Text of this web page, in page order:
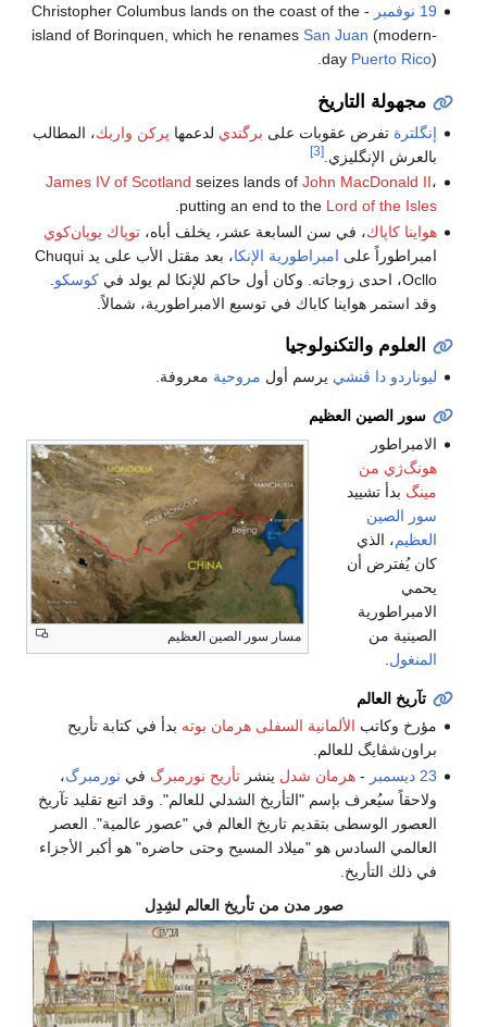
19 نوفمبر
- Christopher Columbus lands on the coast of the
island of Borinquen, which he renames San Juan (modern-
day Puerto Rico).
مجهولة التاريخ
إنگلترة تفرض عقوبات على برگندي لدعمها پركن واربك، المطالب
بالعرش الإنگليزي.[3]
James IV of Scotland seizes lands of John MacDonald II،
putting an end to the Lord of the Isles
.
هواينا كاپاك، في سن السابعة عشر، يخلف أباه،توپاك يوپان‌كوي
امبراطوراً على امبراطورية الإنكا
، بعد مقتل الأب على يد Chuqui
Ocllo، احدى زوجاته. وكان أول حاكم للإنكا لم يولد في
كوسكو
وقد استمر هواينا كاباك في توسيع الامبراطورية، شمالاً.
العلوم والتكنولوجيا
ليوناردو دا ڤنشي يرسم أول مروحية معروفة.
سور الصين العظيم
مسار سور الصين العظيم
الامبراطور
هونگ‌ژي من
مينگ بدأ تشييد
سور الصين
العظيم، الذي
كان يُفترض أن
يحمي
الامبراطورية
الصينية من
المنغول
تآريخ العالم
مؤرخ وكاتب الألمانية السفلى هرمان بوته بدأ في كتابة تأريح
براون‌شڤايگ للعالم.
23 ديسمبر
-هرمان شدل ينشرتأريح نورمبرگ في نورمبرگ،
ولاحقاً سيُعرف بإسم "التأريخ الشدلي للعالم". وقد اتبع تقليد تآريخ
العصور الوسطى بتقديم تاريخ العالم في "عصور عالمية". العصر
العالمي السادس هو "ميلاد المسيح وحتى حاضره" هو أكبر الأجزاء
في ذلك التأريخ.
صور مدن من تأريخ العالم لشِدِل